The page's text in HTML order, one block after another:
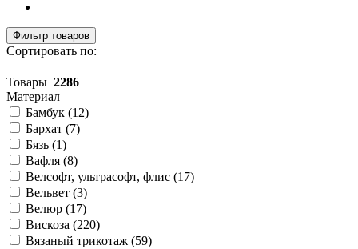
Фильтр товаров
Сортировать по:
Товары 2286
Материал
Бамбук (12)
Бархат (7)
Бязь (1)
Вафля (8)
Велсофт, ультрасофт, флис (17)
Вельвет (3)
Велюр (17)
Вискоза (220)
Вязаный трикотаж (59)